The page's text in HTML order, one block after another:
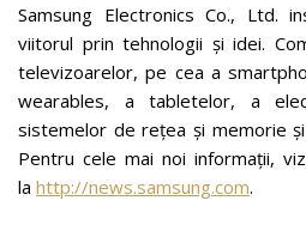
Samsung Electronics Co., Ltd.
viitorul prin tehnologii și idei.
televizoarelor, pe cea a
wearables, a tabletelor, a
sistemelor de rețea și memorie
Pentru cele mai noi informații,
la http://news.samsung.com.